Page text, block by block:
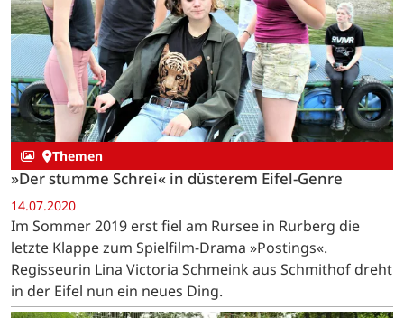
Themen
»Der stumme Schrei« in düsterem Eifel-Genre
14.07.2020
Im Sommer 2019 erst fiel am Rursee in Rurberg die
letzte Klappe zum Spielfilm-Drama »Postings«.
Regisseurin Lina Victoria Schmeink aus Schmithof dreht
in der Eifel nun ein neues Ding.